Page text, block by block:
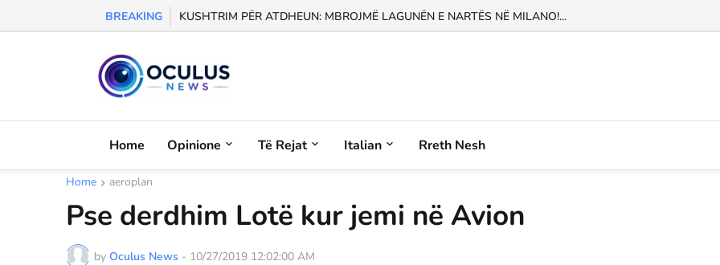
BREAKING KUSHTRIM PËR ATDHEUN: MBROJMË LAGUNËN E NARTËS NË MILANO!...
Home Opinione Të Rejat Italian Rreth Nesh
Home aeroplan
Pse derdhim Lotë kur jemi në Avion
by Oculus News - 10/27/2019 12:02:00 AM